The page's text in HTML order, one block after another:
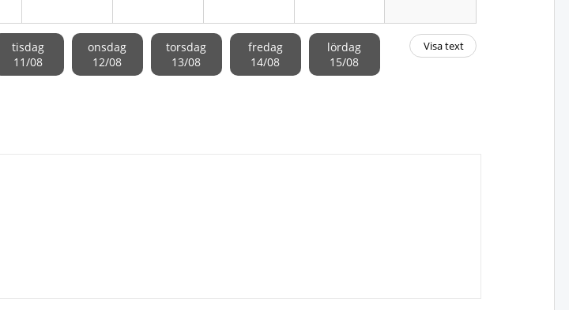
tisdag
11/08
onsdag
12/08
torsdag
13/08
fredag
14/08
lördag
15/08
Visa text